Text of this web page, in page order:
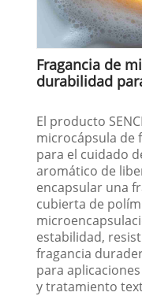
Fragancia de
durabilidad
El producto
microcápsula de
para el cuidado
aromático de
encapsular una
cubierta de
estabilidad,
fragancia
para
y tratamiento